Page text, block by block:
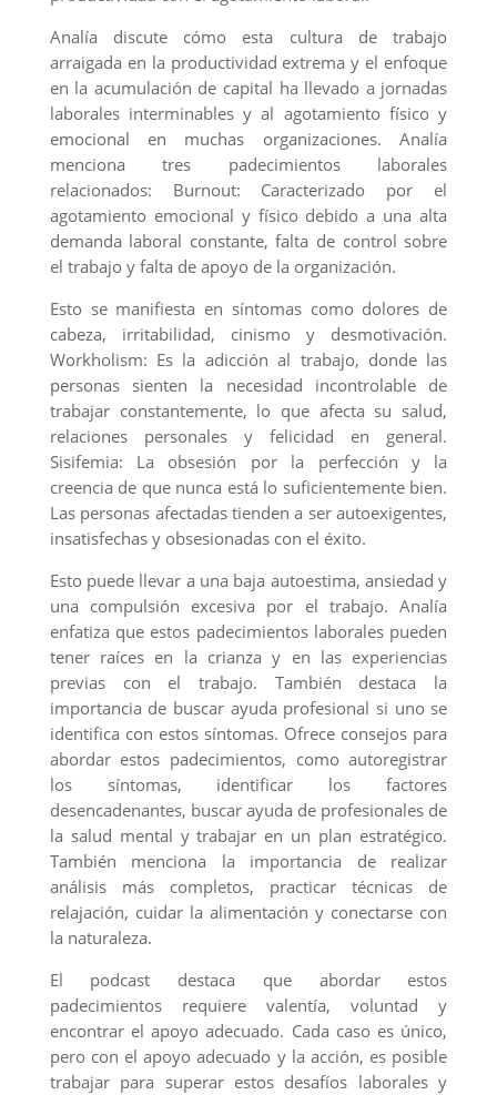
Analía discute cómo esta cultura de trabajo
arraigada en la productividad extrema y el enfoque
en la acumulación de capital ha llevado a jornadas
laborales interminables y al agotamiento físico y
emocional en muchas organizaciones. Analía
menciona tres padecimientos laborales
relacionados: Burnout: Caracterizado por el
agotamiento emocional y físico debido a una alta
demanda laboral constante, falta de control sobre
el trabajo y falta de apoyo de la organización.
Esto se manifiesta en síntomas como dolores de
cabeza, irritabilidad, cinismo y desmotivación.
Workholism: Es la adicción al trabajo, donde las
personas sienten la necesidad incontrolable de
trabajar constantemente, lo que afecta su salud,
relaciones personales y felicidad en general.
Sisifemia: La obsesión por la perfección y la
creencia de que nunca está lo suficientemente bien.
Las personas afectadas tienden a ser autoexigentes,
insatisfechas y obsesionadas con el éxito.
Esto puede llevar a una baja autoestima, ansiedad y
una compulsión excesiva por el trabajo. Analía
enfatiza que estos padecimientos laborales pueden
tener raíces en la crianza y en las experiencias
previas con el trabajo. También destaca la
importancia de buscar ayuda profesional si uno se
identifica con estos síntomas. Ofrece consejos para
abordar estos padecimientos, como autoregistrar
los síntomas, identificar los factores
desencadenantes, buscar ayuda de profesionales de
la salud mental y trabajar en un plan estratégico.
También menciona la importancia de realizar
análisis más completos, practicar técnicas de
relajación, cuidar la alimentación y conectarse con
la naturaleza.
El podcast destaca que abordar estos
padecimientos requiere valentía, voluntad y
encontrar el apoyo adecuado. Cada caso es único,
pero con el apoyo adecuado y la acción, es posible
trabajar para superar estos desafíos laborales y